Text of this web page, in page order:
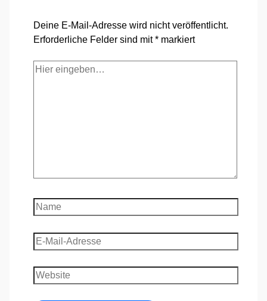
Deine E-Mail-Adresse wird nicht veröffentlicht.
Erforderliche Felder sind mit* markiert
Hier
Name
E-
Mail-
Adresse
Website